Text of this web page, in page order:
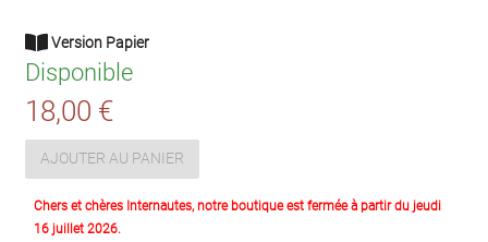
Version Papier
Disponible
18,00 €
AJOUTER AU PANIER
Chers et chères Internautes, notre boutique est fermée à partir du jeudi
16 juillet 2026.